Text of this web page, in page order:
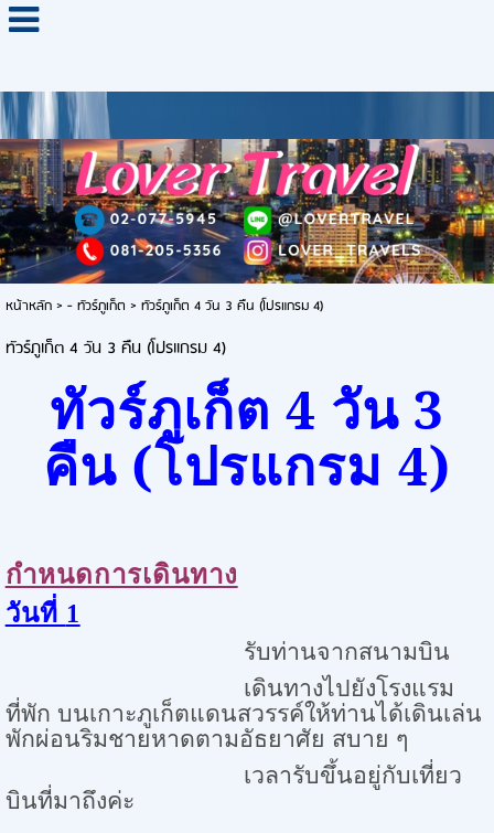
หน้าหลัก> - ทัวร์ภูเก็ต > ทัวร์ภูเก็ต 4 วัน 3 คืน (โปรแกรม 4)
ทัวร์ภูเก็ต 4 วัน 3 คืน (โปรแกรม 4)
ทัวร์ภูเก็ต 4 วัน 3
คืน (โปรแกรม 4)
กำหนดการเดินทาง
วันที่ 1
รับท่านจากสนามบิน
เดินทางไปยังโรงแรม
ที่พัก บนเกาะภูเก็ตแดนสวรรค์ให้ท่านได้เดินเล่น
พักผ่อนริมชายหาดตามอัธยาศัย สบาย ๆ
เวลารับขึ้นอยู่กับเที่ยว
บินที่มาถึงค่ะ